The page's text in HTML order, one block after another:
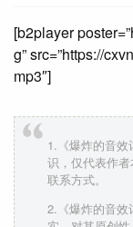
[b2player
g” src=”https://
mp3″]
1.《爆炸的音
识，仅代表作
联系方式。
2.《爆炸的音效